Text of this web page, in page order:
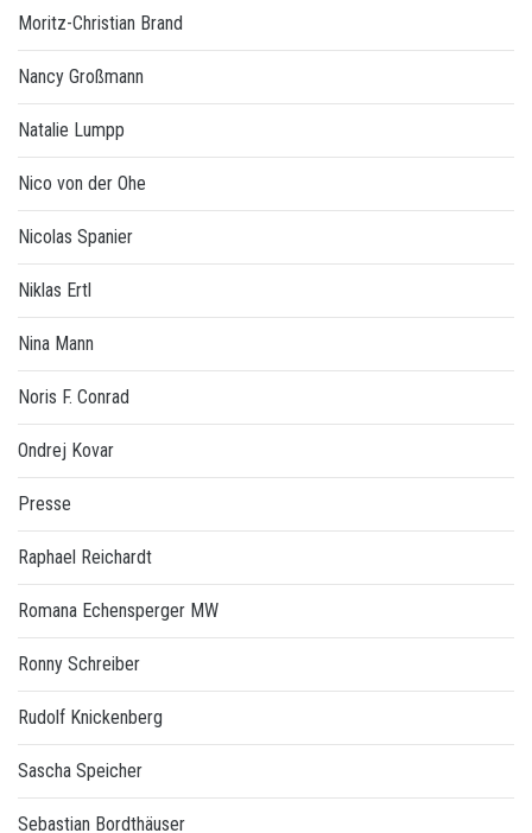
Moritz-Christian Brand
Nancy Großmann
Natalie Lumpp
Nico von der Ohe
Nicolas Spanier
Niklas Ertl
Nina Mann
Noris F. Conrad
Ondrej Kovar
Presse
Raphael Reichardt
Romana Echensperger MW
Ronny Schreiber
Rudolf Knickenberg
Sascha Speicher
Sebastian Bordthäuser